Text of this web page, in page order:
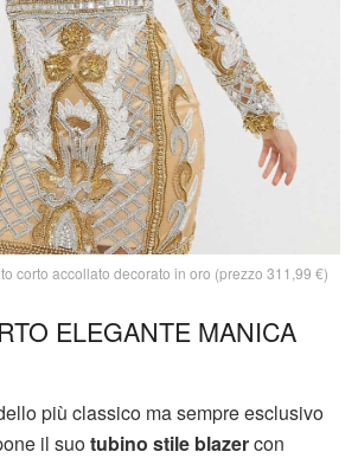
corto accollato decorato in oro (prezzo 311,99 €)
ELEGANTE MANICA
più classico ma sempre esclusivo
il suotubino stile blazercon